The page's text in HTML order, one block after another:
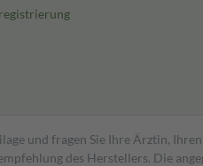
und fragen Sie Ihre Ärztin,
des Herstellers. Die